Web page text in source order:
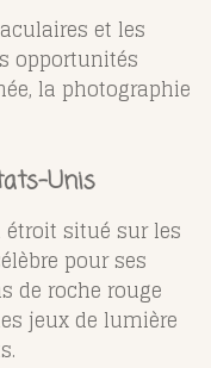
et les
opportunités
la photographie
Unis
situé sur les
pour ses
de roche rouge
jeux de lumière